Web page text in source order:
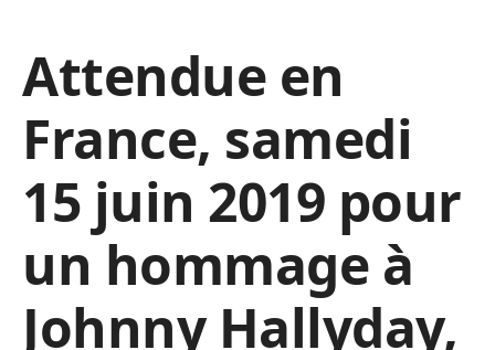
Attendue en
France, samedi
15 juin 2019 pour
un hommage à
Johnny Hallyday,